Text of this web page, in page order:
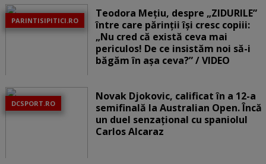
PARINTISIPITICI.RO
Teodora Mețiu, despre „ZIDURILE”
între care părinții își cresc copiii:
„Nu cred că există ceva mai
periculos! De ce insistăm noi să-i
băgăm în așa ceva?” / VIDEO
DCSPORT.RO
Novak Djokovic, calificat în a 12-a
semifinală la Australian Open. Încă
un duel senzațional cu spaniolul
Carlos Alcaraz